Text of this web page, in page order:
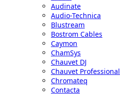
Audinate
Audio-Technica
Blustream
Bostrom Cables
Caymon
ChamSys
Chauvet DJ
Chauvet Professional
Chromateq
Contacta